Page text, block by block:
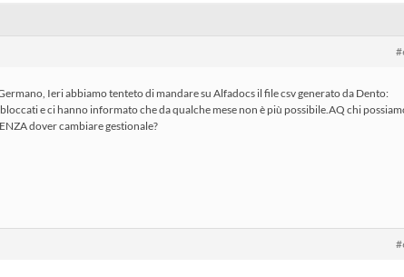
Ieri abbiamo tenteto di mandare su Alfadocs il file csv generato da Dento:
e ci hanno informato che da qualche mese non è più possibile.AQ chi
dover cambiare gestionale?